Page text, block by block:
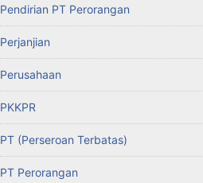
Pendirian PT Perorangan
Perjanjian
Perusahaan
PKKPR
PT (Perseroan Terbatas)
PT Perorangan